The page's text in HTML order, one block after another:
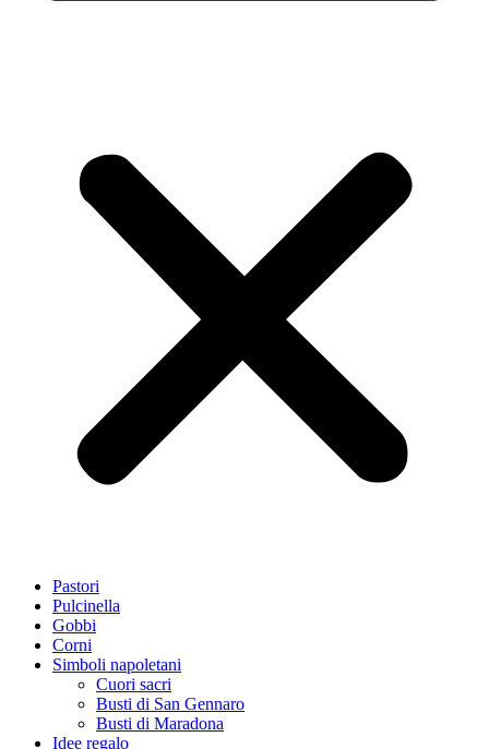
Pastori
Pulcinella
Gobbi
Corni
Simboli napoletani
Cuori sacri
Busti di San Gennaro
Busti di Maradona
Idee regalo